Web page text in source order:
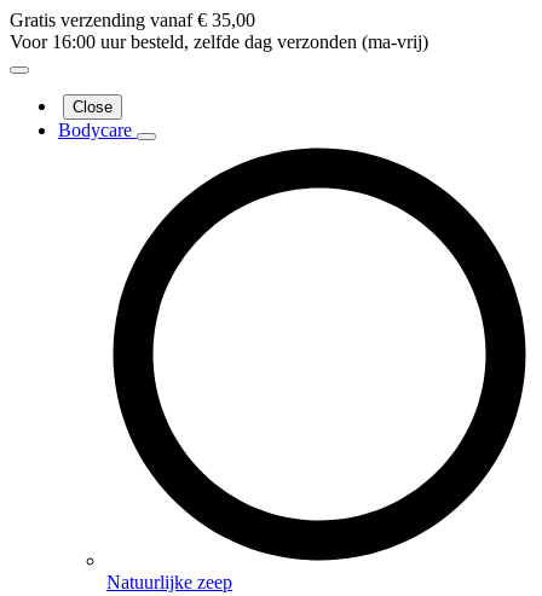
Gratis verzending vanaf € 35,00
Voor 16:00 uur besteld, zelfde dag verzonden (ma-vrij)
Close
Bodycare
Natuurlijke zeep